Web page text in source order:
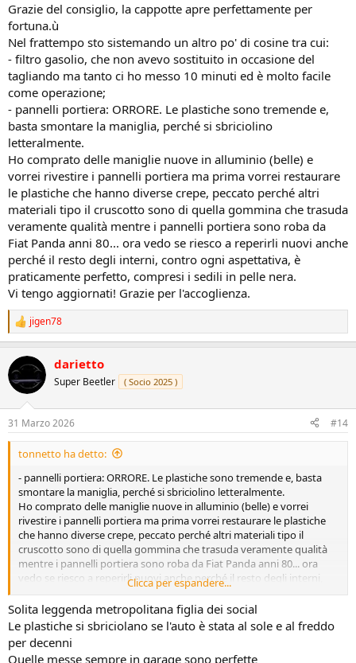
Grazie del consiglio, la cappotte apre perfettamente per
fortuna.ù
Nel frattempo sto sistemando un altro po' di cosine tra cui:
- filtro gasolio, che non avevo sostituito in occasione del
tagliando ma tanto ci ho messo 10 minuti ed è molto facile
come operazione;
- pannelli portiera: ORRORE. Le plastiche sono tremende e,
basta smontare la maniglia, perché si sbriciolino
letteralmente.
Ho comprato delle maniglie nuove in alluminio (belle) e
vorrei rivestire i pannelli portiera ma prima vorrei restaurare
le plastiche che hanno diverse crepe, peccato perché altri
materiali tipo il cruscotto sono di quella gommina che trasuda
veramente qualità mentre i pannelli portiera sono roba da
Fiat Panda anni 80... ora vedo se riesco a reperirli nuovi anche
perché il resto degli interni, contro ogni aspettativa, è
praticamente perfetto, compresi i sedili in pelle nera.
Vi tengo aggiornati! Grazie per l'accoglienza.
R
e
z
i
o
jigen78
darietto
Super Beetler ( Socio 2025 )
31 Marzo 2026 #14
tonnetto ha detto:
- pannelli portiera: ORRORE. Le plastiche sono tremende e, basta
smontare la maniglia, perché si sbriciolino letteralmente.
Ho comprato delle maniglie nuove in alluminio (belle) e vorrei
rivestire i pannelli portiera ma prima vorrei restaurare le plastiche
che hanno diverse crepe, peccato perché altri materiali tipo il
cruscotto sono di quella gommina che trasuda veramente qualità
mentre i pannelli portiera sono roba da Fiat Panda anni 80... ora
vedo se riesco a reperirli nuovi anche perché il resto degli interni,
contro ogni aspettativa, è praticamente perfetto, compresi i sedili in
pelle nera.
Clicca per espandere...
Solita leggenda metropolitana figlia dei social
Le plastiche si sbriciolano se l'auto è stata al sole e al freddo
per decenni
Quelle messe sempre in garage sono perfette